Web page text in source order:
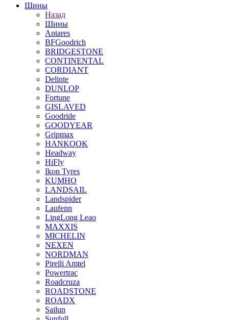
Шины
Назад
Шины
Antares
BFGoodrich
BRIDGESTONE
CONTINENTAL
CORDIANT
Delinte
DUNLOP
Fortune
GISLAVED
Goodride
GOODYEAR
Gripmax
HANKOOK
Headway
HiFly
Ikon Tyres
KUMHO
LANDSAIL
Landspider
Laufenn
LingLong Leao
MAXXIS
MICHELIN
NEXEN
NORDMAN
Pirelli Amtel
Powertrac
Roadcruza
ROADSTONE
ROADX
Sailun